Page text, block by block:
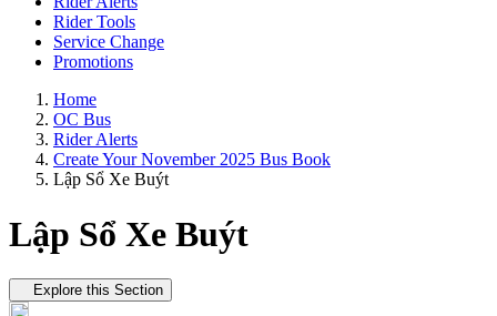
Rider Tools
Service Change
Promotions
Home
OC Bus
Rider Alerts
Create Your November 2025 Bus Book
Lập Sổ Xe Buýt
Lập Sổ Xe Buýt
Tertiary navigation
Explore this Section